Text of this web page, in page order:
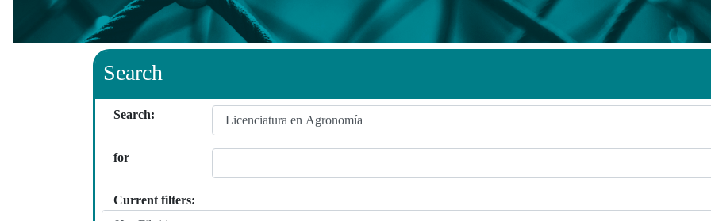
Search
Search:
for
Current filters: